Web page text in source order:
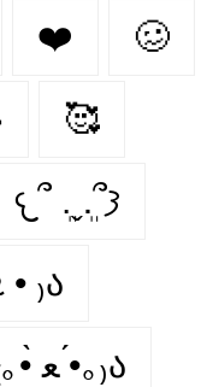
❤️️ 🥴️
🥰️
𐔌՞ ܸ.ˬ.ܸ՞𐦯
• ₎ა
૮₍｡•̀ ﻌ •́｡₎ა